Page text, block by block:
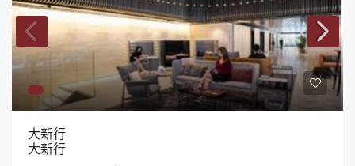
大新行
大新行